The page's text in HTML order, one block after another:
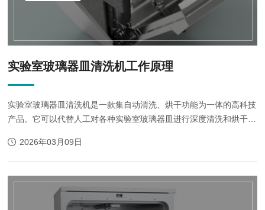
实验室玻璃器皿清洗机工作原理
实验室玻璃器皿清洗机是一款集自动清洗、烘干功能为一体的高科技
产品。它可以代替人工对各种实验室玻璃器皿进行深度清洗和烘干，
作负荷，同时增加了批次...
2026年03月09日